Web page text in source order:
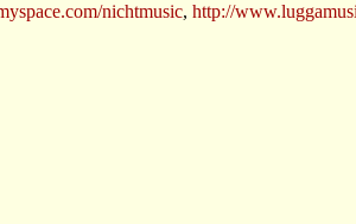
nichtmusic, http://